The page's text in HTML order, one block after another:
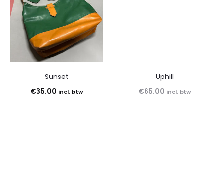
Sunset
€35.00 incl. btw
Uphill
€65.00 incl. btw